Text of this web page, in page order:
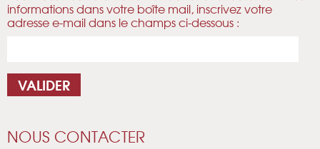
informations dans votre boîte mail, inscrivez votre
adresse e-mail dans le champs ci-dessous :
NOUS CONTACTER